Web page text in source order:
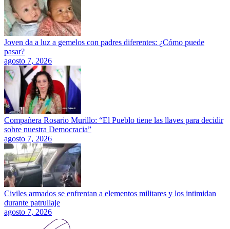
Joven da a luz a gemelos con padres diferentes: ¿Cómo puede
pasar?
agosto 7, 2026
Compañera Rosario Murillo: “El Pueblo tiene las llaves para decidir
sobre nuestra Democracia”
agosto 7, 2026
Civiles armados se enfrentan a elementos militares y los intimidan
durante patrullaje
agosto 7, 2026